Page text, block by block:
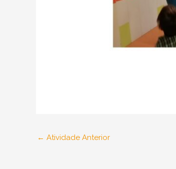
← Atividade Anterior